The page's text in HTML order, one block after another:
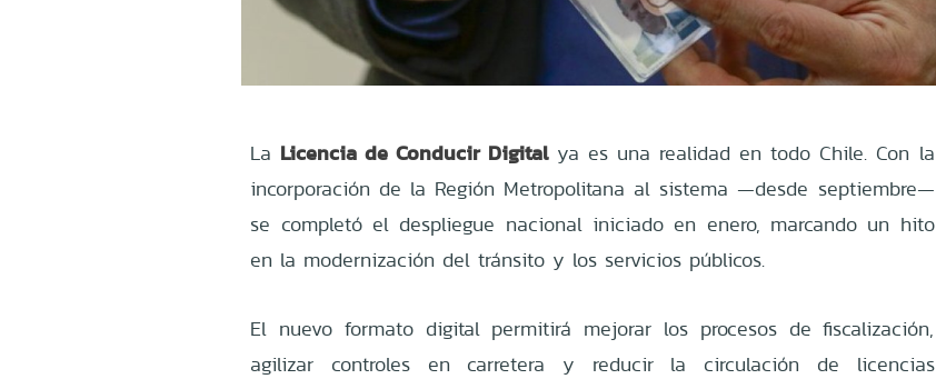
La Licencia de Conducir Digitalya es una realidad en todo Chile. Con la
incorporación de la Región Metropolitana al sistema —desde septiembre—
se completó el despliegue nacional iniciado en enero, marcando un hito
en la modernización del tránsito y los servicios públicos.
El nuevo formato digital permitirá mejorar los procesos de fiscalización,
agilizar controles en carretera y reducir la circulación de licencias